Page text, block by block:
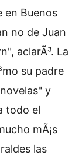
en Buenos
no de Juan
aclarÃ³. La
su padre
y
todo el
mÃ¡s
las